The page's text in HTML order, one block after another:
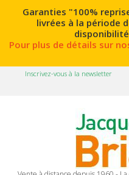
Garanties "100%
livrées à la période
Pour plus de détails sur
Inscrivez-vous à la newsletter